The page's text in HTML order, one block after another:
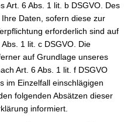
Art. 6 Abs. 1 lit. b DSGVO. Des
Daten, sofern diese zur
erforderlich sind auf
1 lit. c DSGVO. Die
auf Grundlage unseres
Art. 6 Abs. 1 lit. f DSGVO
im Einzelfall einschlägigen
folgenden Absätzen dieser
informiert.